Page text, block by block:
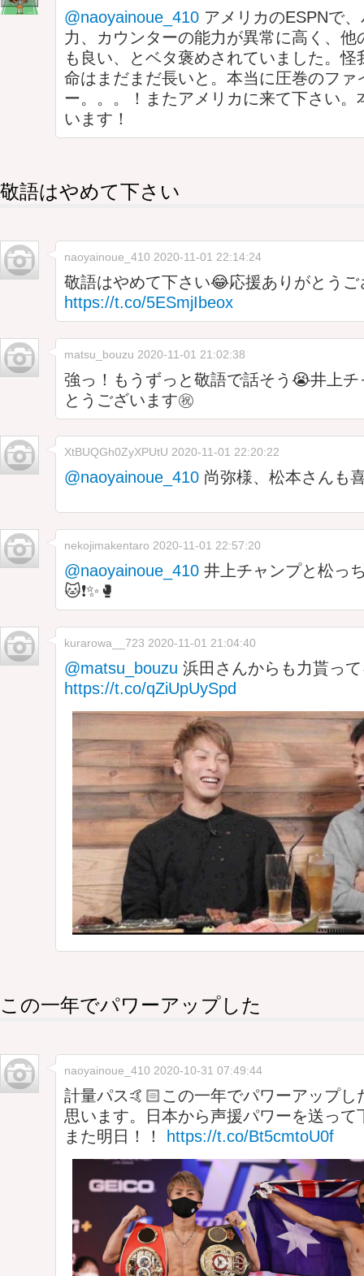
@naoyainoue_410 アメリカのESPNで
力、カウンターの能力が異常に高く、他
も良い、とベタ褒めされていました。
命はまだまだ長いと。本当に圧巻のファ
ー。。。！またアメリカに来て下さい。
います！
敬語はやめて下さい
naoyainoue_410 2020-11-01 22:14:24
敬語はやめて下さい😂応援ありがとうご
https://t.co/5ESmjIbeox
matsu_bouzu 2020-11-01 21:02:38
強っ！もうずっと敬語で話そう😭井上
とうございます㊗️
XtBUQGh0ZyXPUtU 2020-11-01 22:20:22
@naoyainoue_410 尚弥様、松本さんも
nekojimakentaro 2020-11-01 22:57:20
@naoyainoue_410 井上チャンプと松っ
🐱❗️✨🥊
kurarowa__723 2020-11-01 21:04:40
@matsu_bouzu 浜田さんからも力貰っ
https://t.co/qZiUpUySpd
この一年でパワーアップした
naoyainoue_410 2020-10-31 07:49:44
計量パス🤙🏻この一年でパワーアップし
思います。日本から声援パワーを送って
また明日！！
https://t.co/Bt5cmtoU0f